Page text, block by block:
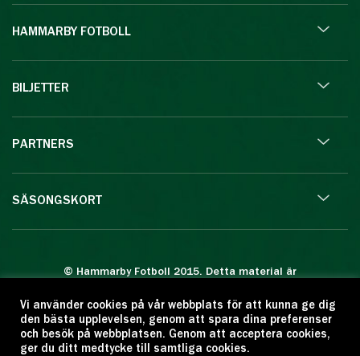
HAMMARBY FOTBOLL
BILJETTER
PARTNERS
SÄSONGSKORT
© Hammarby Fotboll 2015. Detta material är
Eftertryck eller annan kopiering är förbjuden.
Citera oss gärna men ange källan:
www.hammarbyfotboll.se. Ansvarig utgivare:
Vi använder cookies på vår webbplats för att kunna ge dig
den bästa upplevelsen, genom att spara dina preferenser
och besök på webbplatsen. Genom att acceptera cookies,
ger du ditt medtycke till samtliga cookies.